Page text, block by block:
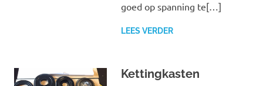
goed op spanning te[…]
LEES VERDER
Kettingkasten